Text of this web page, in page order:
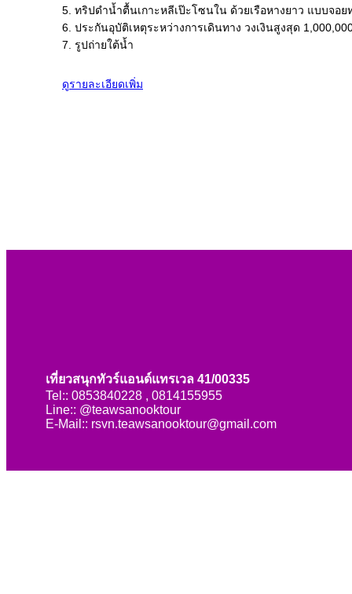
5. ทริปดำน้ำตื้นเกาะหลีเป๊ะโซนใน ด้วยเรือหางยาว แบบจอย
6. ประกันอุบัติเหตุระหว่างการเดินทาง วงเงินสูงสุด
7. รูปถ่ายใต้น้ำ
ดูรายละเอียดเพิ่ม
เที่ยวสนุกทัวร์แอนด์แทรเวล 41/00335
Tel:: 0853840228 , 0814155955
Line:: @teawsanooktour
E-Mail:: rsvn.teawsanooktour@gmail.com